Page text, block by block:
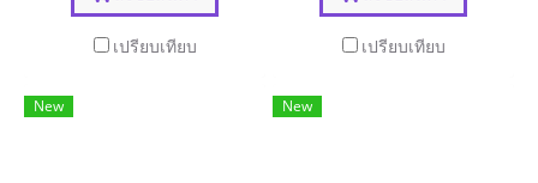
เปรียบเทียบ เปรียบเทียบ
New New